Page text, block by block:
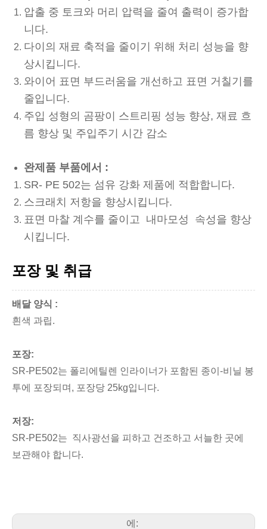
압출 중 토크와 머리 압력을 줄여 출력이 증가합
니다.
다이의 재료 축적을 줄이기 위해 처리 성능을 향
상시킵니다.
와이어 표면 부드러움을 개선하고 표면 거칠기를
줄입니다.
주입 성형의 곰팡이 스트리핑 성능 향상, 재료 흐
름 향상 및 주입주기 시간 감소
완제품 부품에서 :
SR- PE 502는 섬유 강화 제품에 적합합니다.
스크래치 저항을 향상시킵니다.
표면 마찰 계수를 줄이고 내마모성 속성을 향상
시킵니다.
포장 및 취급
배달 양식 :
흰색 과립.
포장:
SR-PE502는 폴리에틸렌 인라이너가 포함된 종이-비닐 봉
투에 포장되며, 포장당 25kg입니다.
저장:
SR-PE502는 직사광선을 피하고 건조하고 서늘한 곳에
보관해야 합니다.
에: